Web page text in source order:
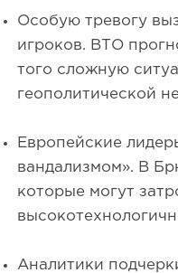
Особую тревогу
игроков. ВТО
того сложную
геополитической
Европейские
вандализмом». В
которые могут
Аналитики